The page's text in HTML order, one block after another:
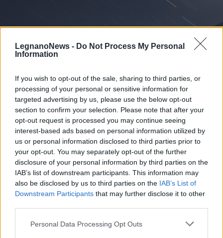
LegnanoNews - Do Not Process My Personal
Information
If you wish to opt-out of the sale, sharing to third parties, or
processing of your personal or sensitive information for
targeted advertising by us, please use the below opt-out
section to confirm your selection. Please note that after your
opt-out request is processed you may continue seeing
interest-based ads based on personal information utilized by
us or personal information disclosed to third parties prior to
your opt-out. You may separately opt-out of the further
disclosure of your personal information by third parties on the
IAB’s list of downstream participants. This information may
also be disclosed by us to third parties on the IAB’s List of
Downstream Participants that may further disclose it to other
Personal Data Processing Opt Outs
EVENTI
Tra stelle, trekking ed
enogastronomia e notte di San
Lorenzo. Dove vedere le stelle
cadenti in Lombardia